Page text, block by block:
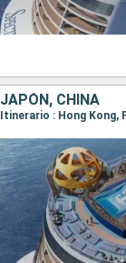
JAPÓN, CHINA
Itinerario : Hong Kong,